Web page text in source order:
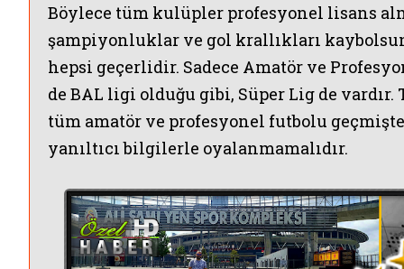
Böylece tüm kulüpler profesyonel lisans
şampiyonluklar ve gol krallıkları
hepsi geçerlidir. Sadece Amatör ve
de BAL ligi olduğu gibi, Süper Lig de vardır.
tüm amatör ve profesyonel futbolu
yanıltıcı bilgilerle oyalanmamalıdır.